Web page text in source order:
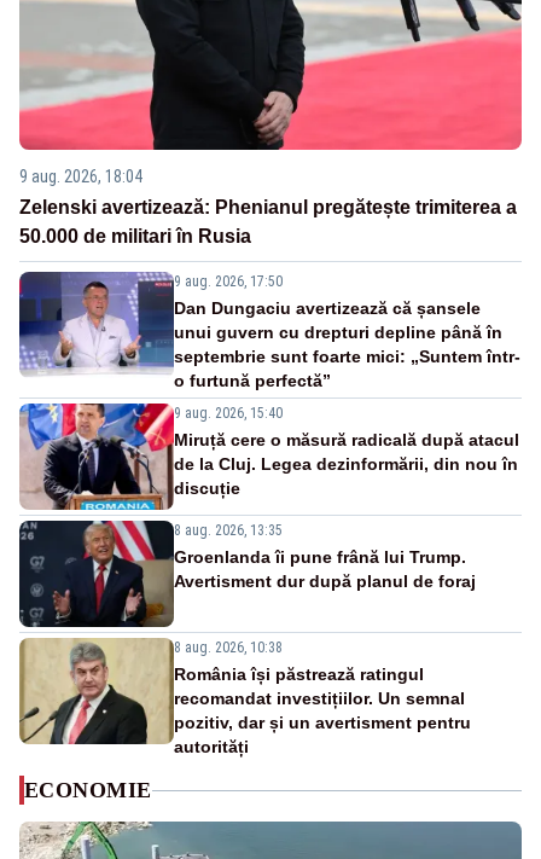
9 aug. 2026, 18:04
Zelenski avertizează: Phenianul pregătește trimiterea a
50.000 de militari în Rusia
9 aug. 2026, 17:50
Dan Dungaciu avertizează că șansele
unui guvern cu drepturi depline până în
septembrie sunt foarte mici: „Suntem într-
o furtună perfectă”
9 aug. 2026, 15:40
Miruță cere o măsură radicală după atacul
de la Cluj. Legea dezinformării, din nou în
discuție
8 aug. 2026, 13:35
Groenlanda îi pune frână lui Trump.
Avertisment dur după planul de foraj
8 aug. 2026, 10:38
România își păstrează ratingul
recomandat investițiilor. Un semnal
pozitiv, dar și un avertisment pentru
autorități
ECONOMIE